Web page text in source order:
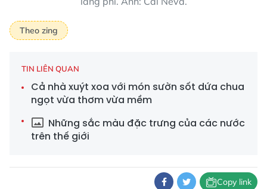
Theo zing
TIN LIÊN QUAN
Cả nhà xuýt xoa với món sườn sốt dứa chua
ngọt vừa thơm vừa mềm
Những sắc màu đặc trưng của các nước
trên thế giới
Copy link